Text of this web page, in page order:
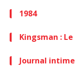
1984
Kingsman :
Journal